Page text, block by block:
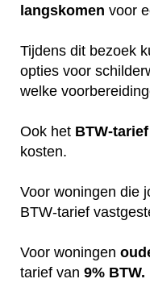
langskomen voor
Tijdens dit bezoek
opties voor
welke
Ook het BTW-tarief
kosten.
Voor woningen die
BTW-tarief
Voor woningen
tarief van 9% BTW.